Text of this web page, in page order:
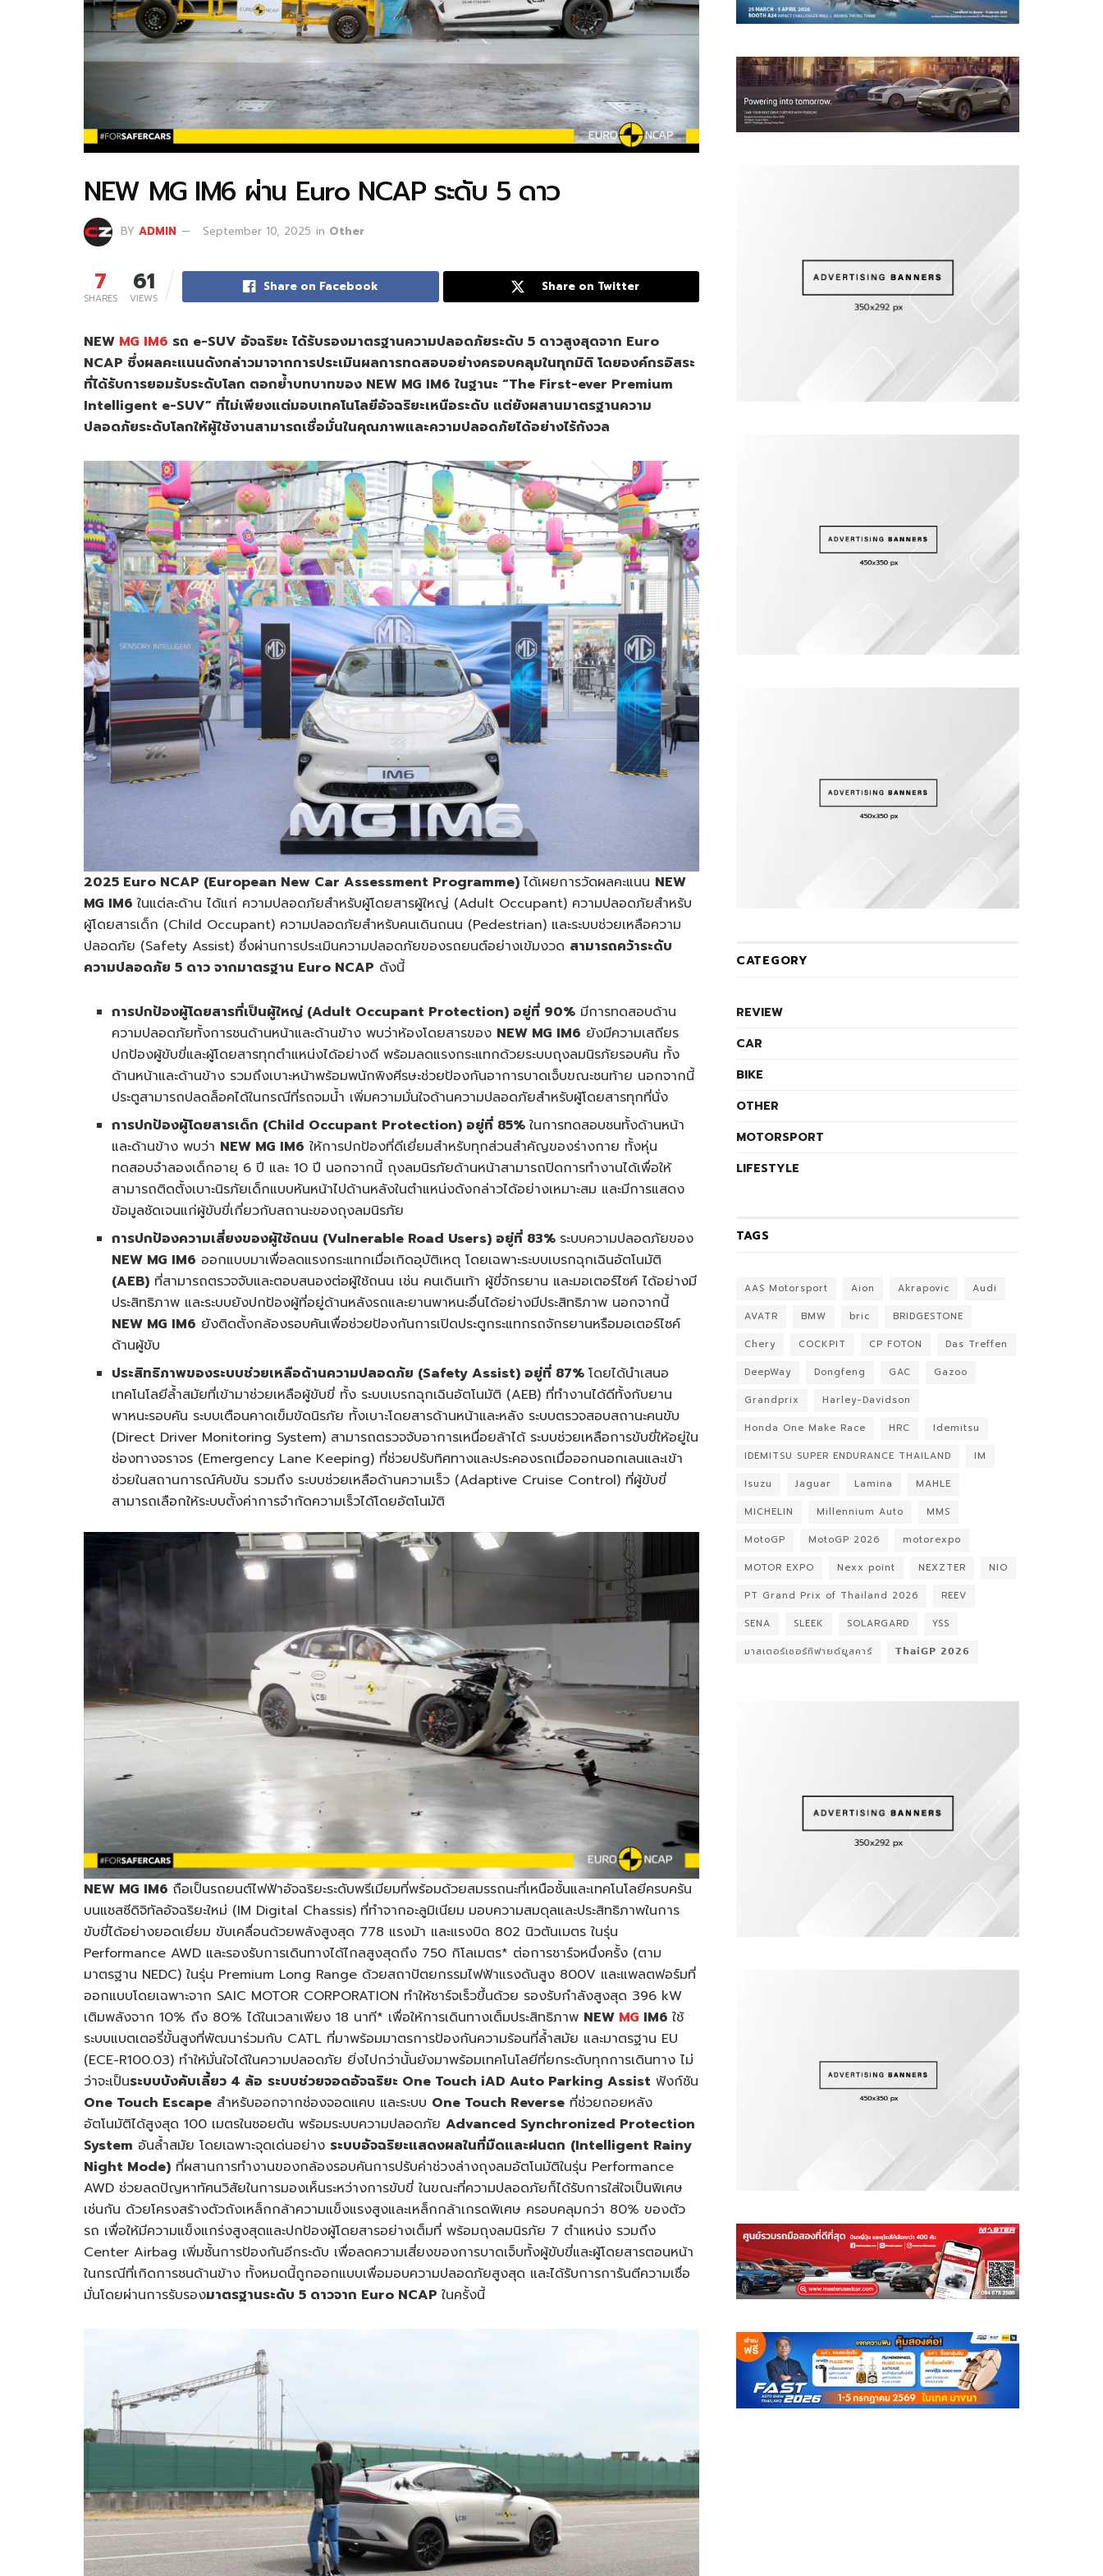
NEW MG IM6 ผ่าน Euro NCAP ระดับ 5 ดาว
BY ADMIN September 10, 2025 in Other
7
SHARES
61
VIEWS
Share on Facebook Share on Twitter
NEW MG IM6 รถ e-SUV อัจฉริยะ ได้รับรองมาตรฐานความปลอดภัยระดับ 5 ดาวสูงสุดจาก Euro
NCAP ซึ่งผลคะแนนดังกล่าวมาจากการประเมินผลการทดสอบอย่างครอบคลุมในทุกมิติ โดยองค์กรอิสระ
ที่ได้รับการยอมรับระดับโลก ตอกย้ำบทบาทของ NEW MG IM6 ในฐานะ “The First-ever Premium
Intelligent e-SUV” ที่ไม่เพียงแต่มอบเทคโนโลยีอัจฉริยะเหนือระดับ แต่ยังผสานมาตรฐานความ
ปลอดภัยระดับโลกให้ผู้ใช้งานสามารถเชื่อมั่นในคุณภาพและความปลอดภัยได้อย่างไร้กังวล
2025 Euro NCAP (European New Car Assessment Programme) ได้เผยการวัดผลคะแนน NEW
MG IM6ในแต่ละด้าน ได้แก่ ความปลอดภัยสำหรับผู้โดยสารผู้ใหญ่ (Adult Occupant) ความปลอดภัยสำหรับ
ผู้โดยสารเด็ก (Child Occupant) ความปลอดภัยสำหรับคนเดินถนน (Pedestrian) และระบบช่วยเหลือความ
ปลอดภัย (Safety Assist) ซึ่งผ่านการประเมินความปลอดภัยของรถยนต์อย่างเข้มงวด สามารถคว้าระดับ
ความปลอดภัย 5 ดาว จากมาตรฐาน Euro NCAP ดังนี้
การปกป้องผู้โดยสารที่เป็นผู้ใหญ่ (Adult Occupant Protection) อยู่ที่ 90% มีการทดสอบด้าน
ความปลอดภัยทั้งการชนด้านหน้าและด้านข้าง พบว่าห้องโดยสารของ NEW MG IM6 ยังมีความเสถียร
ปกป้องผู้ขับขี่และผู้โดยสารทุกตำแหน่งได้อย่างดี พร้อมลดแรงกระแทกด้วยระบบถุงลมนิรภัยรอบคัน ทั้ง
ด้านหน้าและด้านข้าง รวมถึงเบาะหน้าพร้อมพนักพิงศีรษะช่วยป้องกันอาการบาดเจ็บขณะชนท้าย นอกจากนี้
ประตูสามารถปลดล็อคได้ในกรณีที่รถจมน้ำ เพิ่มความมั่นใจด้านความปลอดภัยสำหรับผู้โดยสารทุกที่นั่ง
การปกป้องผู้โดยสารเด็ก (Child Occupant Protection) อยู่ที่ 85%ในการทดสอบชนทั้งด้านหน้า
และด้านข้าง พบว่า NEW MG IM6 ให้การปกป้องที่ดีเยี่ยมสำหรับทุกส่วนสำคัญของร่างกาย ทั้งหุ่น
ทดสอบจำลองเด็กอายุ 6 ปี และ 10 ปี นอกจากนี้ ถุงลมนิรภัยด้านหน้าสามารถปิดการทำงานได้เพื่อให้
สามารถติดตั้งเบาะนิรภัยเด็กแบบหันหน้าไปด้านหลังในตำแหน่งดังกล่าวได้อย่างเหมาะสม และมีการแสดง
ข้อมูลชัดเจนแก่ผู้ขับขี่เกี่ยวกับสถานะของถุงลมนิรภัย
การปกป้องความเสี่ยงของผู้ใช้ถนน (Vulnerable Road Users) อยู่ที่ 83% ระบบความปลอดภัยของ
NEW MG IM6 ออกแบบมาเพื่อลดแรงกระแทกเมื่อเกิดอุบัติเหตุ โดยเฉพาะระบบเบรกฉุกเฉินอัตโนมัติ
(AEB) ที่สามารถตรวจจับและตอบสนองต่อผู้ใช้ถนน เช่น คนเดินเท้า ผู้ขี่จักรยาน และมอเตอร์ไซค์ ได้อย่างมี
ประสิทธิภาพ และระบบยังปกป้องผู้ที่อยู่ด้านหลังรถและยานพาหนะอื่นได้อย่างมีประสิทธิภาพ นอกจากนี้
NEW MG IM6 ยังติดตั้งกล้องรอบคันเพื่อช่วยป้องกันการเปิดประตูกระแทกรถจักรยานหรือมอเตอร์ไซค์
ด้านผู้ขับ
ประสิทธิภาพของระบบช่วยเหลือด้านความปลอดภัย (Safety Assist) อยู่ที่ 87%โดยได้นำเสนอ
เทคโนโลยีล้ำสมัยที่เข้ามาช่วยเหลือผู้ขับขี่ ทั้ง ระบบเบรกฉุกเฉินอัตโนมัติ (AEB) ที่ทำงานได้ดีทั้งกับยาน
พาหนะรอบคัน ระบบเตือนคาดเข็มขัดนิรภัย ทั้งเบาะโดยสารด้านหน้าและหลัง ระบบตรวจสอบสถานะคนขับ
(Direct Driver Monitoring System) สามารถตรวจจับอาการเหนื่อยล้าได้ ระบบช่วยเหลือการขับขี่ให้อยู่ใน
ช่องทางจราจร (Emergency Lane Keeping) ที่ช่วยปรับทิศทางและประคองรถเมื่อออกนอกเลนและเข้า
ช่วยในสถานการณ์คับขัน รวมถึง ระบบช่วยเหลือด้านความเร็ว (Adaptive Cruise Control) ที่ผู้ขับขี่
สามารถเลือกให้ระบบตั้งค่าการจำกัดความเร็วได้โดยอัตโนมัติ
NEW MG IM6 ถือเป็นรถยนต์ไฟฟ้าอัจฉริยะระดับพรีเมียมที่พร้อมด้วยสมรรถนะที่เหนือชั้นและเทคโนโลยีครบครัน
บนแชสซีดิจิทัลอัจฉริยะใหม่ (IM Digital Chassis) ที่ทำจากอะลูมิเนียม มอบความสมดุลและประสิทธิภาพในการ
ขับขี่ได้อย่างยอดเยี่ยม ขับเคลื่อนด้วยพลังสูงสุด 778 แรงม้า และแรงบิด 802 นิวตันเมตร ในรุ่น
Performance AWD และรองรับการเดินทางได้ไกลสูงสุดถึง 750 กิโลเมตร* ต่อการชาร์จหนึ่งครั้ง (ตาม
มาตรฐาน NEDC) ในรุ่น Premium Long Range ด้วยสถาปัตยกรรมไฟฟ้าแรงดันสูง 800V และแพลตฟอร์มที่
ออกแบบโดยเฉพาะจาก SAIC MOTOR CORPORATION ทำให้ชาร์จเร็วขึ้นด้วย รองรับกำลังสูงสุด 396 kW
เติมพลังจาก 10% ถึง 80% ได้ในเวลาเพียง 18 นาที* เพื่อให้การเดินทางเต็มประสิทธิภาพ NEW MG IM6ใช้
ระบบแบตเตอรี่ขั้นสูงที่พัฒนาร่วมกับ CATL ที่มาพร้อมมาตรการป้องกันความร้อนที่ล้ำสมัย และมาตรฐาน EU
(ECE-R100.03) ทำให้มั่นใจได้ในความปลอดภัย ยิ่งไปกว่านั้นยังมาพร้อมเทคโนโลยีที่ยกระดับทุกการเดินทาง ไม่
ว่าจะเป็นระบบบังคับเลี้ยว 4 ล้อ ระบบช่วยจอดอัจฉริยะ One Touch iAD Auto Parking Assist ฟังก์ชัน
One Touch Escape สำหรับออกจากช่องจอดแคบ และระบบ One Touch Reverse ที่ช่วยถอยหลัง
อัตโนมัติได้สูงสุด 100 เมตรในซอยตัน พร้อมระบบความปลอดภัย Advanced Synchronized Protection
System อันล้ำสมัย โดยเฉพาะจุดเด่นอย่าง ระบบอัจฉริยะแสดงผลในที่มืดและฝนตก (Intelligent Rainy
Night Mode) ที่ผสานการทำงานของกล้องรอบคันการปรับค่าช่วงล่างถุงลมอัตโนมัติในรุ่น Performance
AWD ช่วยลดปัญหาทัศนวิสัยในการมองเห็นระหว่างการขับขี่ ในขณะที่ความปลอดภัยก็ได้รับการใส่ใจเป็นพิเศษ
เช่นกัน ด้วยโครงสร้างตัวถังเหล็กกล้าความแข็งแรงสูงและเหล็กกล้าเกรดพิเศษ ครอบคลุมกว่า 80% ของตัว
รถ เพื่อให้มีความแข็งแกร่งสูงสุดและปกป้องผู้โดยสารอย่างเต็มที่ พร้อมถุงลมนิรภัย 7 ตำแหน่ง รวมถึง
Center Airbag เพิ่มชั้นการป้องกันอีกระดับ เพื่อลดความเสี่ยงของการบาดเจ็บทั้งผู้ขับขี่และผู้โดยสารตอนหน้า
ในกรณีที่เกิดการชนด้านข้าง ทั้งหมดนี้ถูกออกแบบเพื่อมอบความปลอดภัยสูงสุด และได้รับการการันตีความเชื่อ
มั่นโดยผ่านการรับรองมาตรฐานระดับ 5 ดาวจาก Euro NCAPในครั้งนี้
CATEGORY
REVIEW
CAR
BIKE
OTHER
MOTORSPORT
LIFESTYLE
TAGS
AAS Motorsport Aion Akrapovic
Audi
AVATR
BMW bric
BRIDGESTONE
Chery
COCKPIT CP FOTON
Das Treffen
DeepWay
Dongfeng GAC
Gazoo
Grandprix
Harley-Davidson
Honda One Make Race
HRC
Idemitsu
IDEMITSU SUPER ENDURANCE THAILAND
IM
Isuzu
Jaguar Lamina
MAHLE
MICHELIN
Millennium Auto
MMS
MotoGP
MotoGP 2026
motorexpo
MOTOR EXPO
Nexx point NEXZTER
NIO
PT Grand Prix of Thailand 2026
REEV
SENA
SLEEK SOLARGARD
YSS
มาสเตอร์เซอร์ทิฟายด์ยูสคาร์
𝗧𝗵𝗮𝗶𝗚𝗣 𝟮𝟬𝟮𝟲